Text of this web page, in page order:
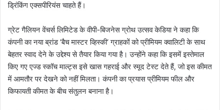
ड्रिंकिंग एक्सपीरियंस चाहते हैं।
ग्रेट गैलियन वेंचर्स लिमिटेड के वीपी-बिजनेस ग्रोथ उत्सव केडिया ने कहा कि
कंपनी का नया ब्रांड ‘बैच मास्टर व्हिस्की’ ग्राहकों को प्रीमियम क्वालिटी के साथ
बेहतर स्वाद देने के उद्देश्य से तैयार किया गया है। उन्होंने कहा कि इसमें इस्तेमाल
किए गए एज्ड स्कॉच माल्ट्स इसे खास गहराई और स्मूद टेस्ट देते हैं, जो इस कीमत
में आमतौर पर देखने को नहीं मिलता। कंपनी का प्रयास प्रीमियम फील और
किफायती कीमत के बीच संतुलन बनाना है।